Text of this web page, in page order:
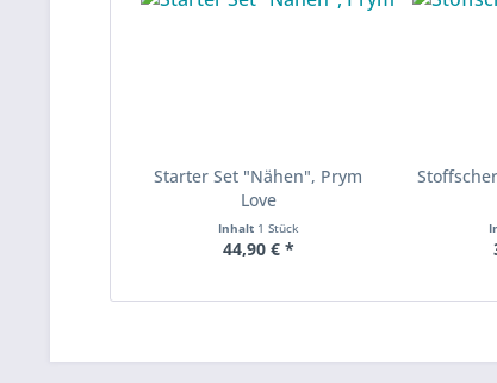
Starter Set "Nähen", Prym
Love
Inhalt 1 Stück
44,90 € *